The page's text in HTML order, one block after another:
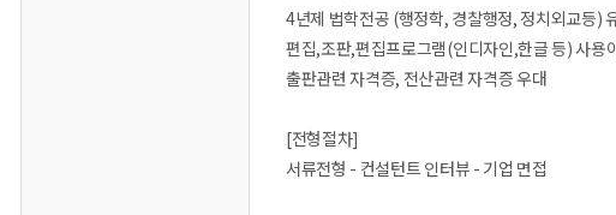
4년제 법학전공 (행정학, 경찰행정, 정치외교등)
편집,조판,편집프로그램(인디자인,한글 등) 사용
출판관련 자격증, 전산관련 자격증 우대
[전형절차]
서류전형 - 컨설턴트 인터뷰 - 기업 면접